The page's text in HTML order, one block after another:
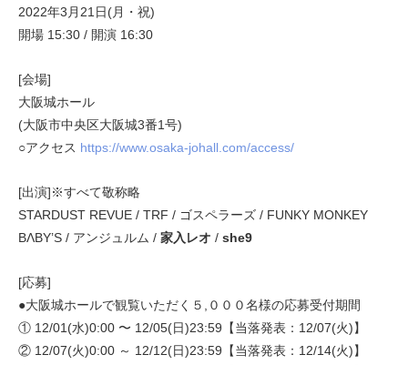
2022年3月21日(月・祝)
開場 15:30 / 開演 16:30
[会場]
大阪城ホール
(大阪市中央区大阪城3番1号)
○アクセス https://www.osaka-johall.com/access/
[出演]※すべて敬称略
STARDUST REVUE / TRF / ゴスペラーズ / FUNKY MONKEY
BΛBY’S / アンジュルム / 家入レオ / she9
[応募]
●大阪城ホールで観覧いただく５,０００名様の応募受付期間
① 12/01(水)0:00 〜 12/05(日)23:59【当落発表：12/07(火)】
② 12/07(火)0:00 ～ 12/12(日)23:59【当落発表：12/14(火)】